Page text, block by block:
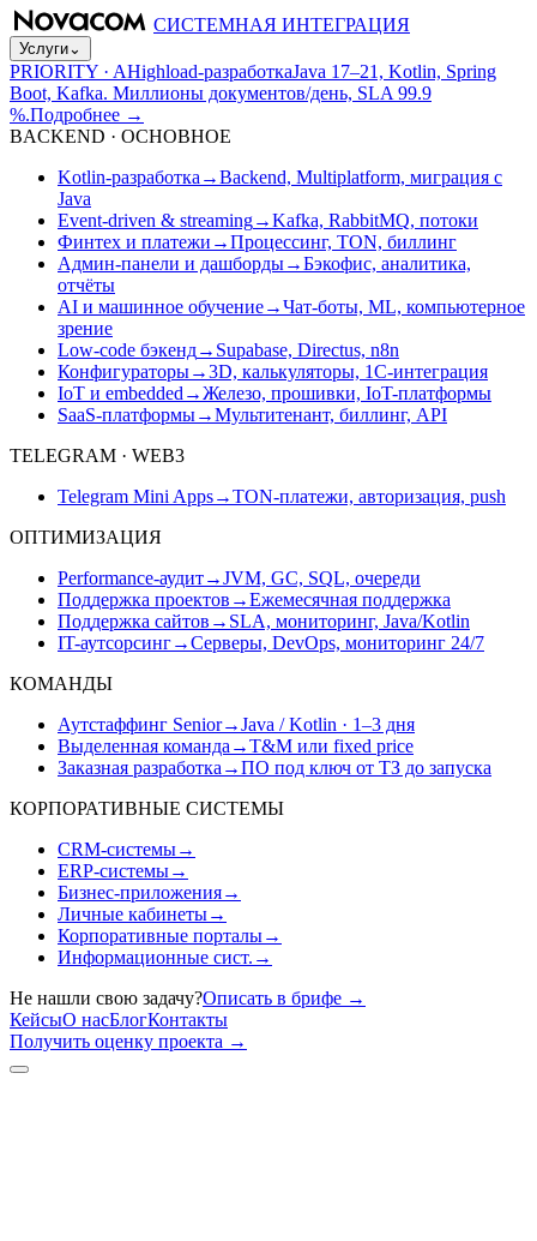
СИСТЕМНАЯ ИНТЕГРАЦИЯ
Услуги⌄
PRIORITY · AHighload-разработкаJava 17–21, Kotlin, Spring
Boot, Kafka. Миллионы документов/день, SLA 99.9
%.Подробнее →
BACKEND · ОСНОВНОЕ
Kotlin-разработка →Backend, Multiplatform, миграция с
Java
Event-driven & streaming→Kafka, RabbitMQ, потоки
Финтех и платежи →Процессинг, TON, биллинг
Админ-панели и дашборды→Бэкофис, аналитика,
отчёты
AI и машинное обучение→Чат-боты, ML, компьютерное
зрение
Low-code бэкенд→ Supabase, Directus, n8n
Конфигураторы→3D, калькуляторы, 1С-интеграция
IoT и embedded →Железо, прошивки, IoT-платформы
SaaS-платформы→Мультитенант, биллинг, API
TELEGRAM · WEB3
Telegram Mini Apps→TON-платежи, авторизация, push
ОПТИМИЗАЦИЯ
Performance-аудит→JVM, GC, SQL, очереди
Поддержка проектов →Ежемесячная поддержка
Поддержка сайтов → SLA, мониторинг, Java/Kotlin
IT-аутсорсинг→Серверы, DevOps, мониторинг 24/7
КОМАНДЫ
Аутстаффинг Senior→Java / Kotlin · 1–3 дня
Выделенная команда →T&M или fixed price
Заказная разработка →ПО под ключ от ТЗ до запуска
КОРПОРАТИВНЫЕ СИСТЕМЫ
CRM-системы→
ERP-системы→
Бизнес-приложения→
Личные кабинеты→
Корпоративные порталы→
Информационные сист. →
Не нашли свою задачу?Описать в брифе →
КейсыО насБлогКонтакты
Получить оценку проекта →